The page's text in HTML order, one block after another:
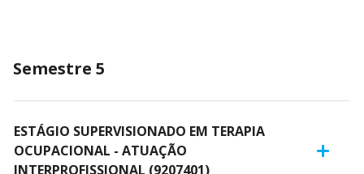
Semestre 5
ESTÁGIO SUPERVISIONADO EM TERAPIA
OCUPACIONAL - ATUAÇÃO
INTERPROFISSIONAL (9207401)